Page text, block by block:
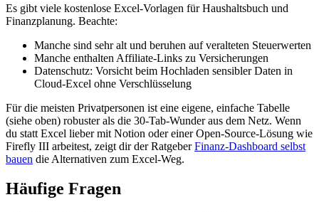
Es gibt viele kostenlose Excel-Vorlagen für Haushaltsbuch und
Finanzplanung. Beachte:
Manche sind sehr alt und beruhen auf veralteten Steuerwerten
Manche enthalten Affiliate-Links zu Versicherungen
Datenschutz: Vorsicht beim Hochladen sensibler Daten in
Cloud-Excel ohne Verschlüsselung
Für die meisten Privatpersonen ist eine eigene, einfache Tabelle
(siehe oben) robuster als die 30-Tab-Wunder aus dem Netz. Wenn
du statt Excel lieber mit Notion oder einer Open-Source-Lösung wie
Firefly III arbeitest, zeigt dir der RatgeberFinanz-Dashboard selbst
bauen die Alternativen zum Excel-Weg.
Häufige Fragen